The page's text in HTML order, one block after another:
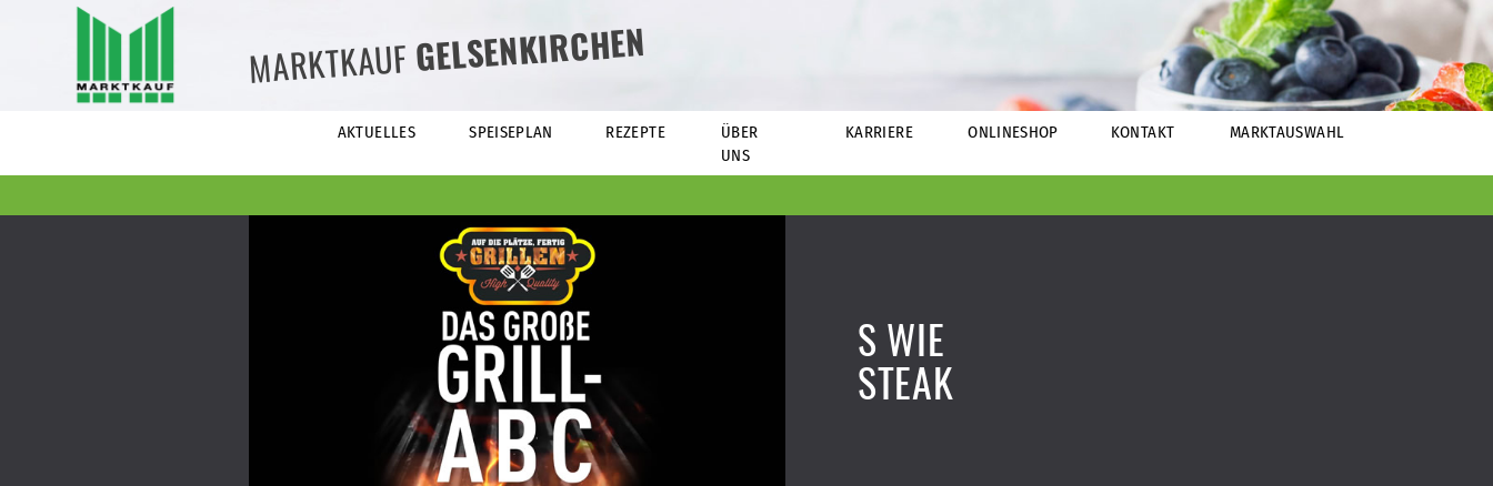
MARKTKAUFGELSENKIRCHEN
AKTUELLES SPEISEPLAN REZEPTE
ÜBER
UNS
KARRIERE ONLINESHOP KONTAKT MARKTAUSWAHL
S WIE
STEAK